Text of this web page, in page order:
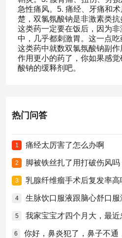
急性痛风。5. 痛经、牙痛和
楚，双氯氛酸钠是非激素类
这类药一定要在饭后，因为
中，几乎都刺激胃。这一点
这类药中就数双氯氛酸钠副
作用更小的药了，你如果感
酸钠的缓释剂吧。
热门问答
1 痛经太厉害了怎么办啊
2 脚被铁丝扎了用打破伤风吗
3 乳腺纤维瘤手术后复发率
4 生脉饮口服液跟脑心舒口服
5 我家宝宝才四个月大，最近
6